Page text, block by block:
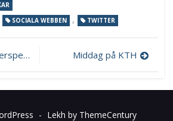
SOCIALA WEBBEN , TWITTER
Middag på KTH
- Lekh by ThemeCentury